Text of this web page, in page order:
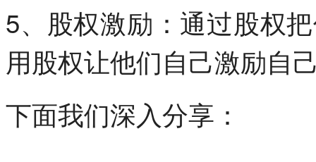
5、股权激励：通过股权
用股权让他们自己激励自
下面我们深入分享：